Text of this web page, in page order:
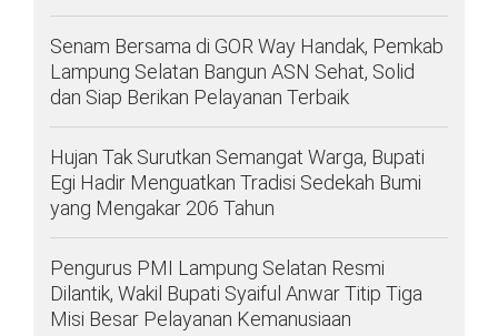
Senam Bersama di GOR Way Handak, Pemkab
Lampung Selatan Bangun ASN Sehat, Solid
dan Siap Berikan Pelayanan Terbaik
Hujan Tak Surutkan Semangat Warga, Bupati
Egi Hadir Menguatkan Tradisi Sedekah Bumi
yang Mengakar 206 Tahun
Pengurus PMI Lampung Selatan Resmi
Dilantik, Wakil Bupati Syaiful Anwar Titip Tiga
Misi Besar Pelayanan Kemanusiaan